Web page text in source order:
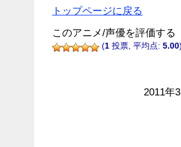
トップページに戻る
このアニメ/声優を評価する
(1 投票, 平均点: 5.00
2011年